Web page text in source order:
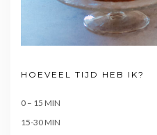
HOEVEEL TIJD HEB IK?
0 – 15 MIN
15-30 MIN